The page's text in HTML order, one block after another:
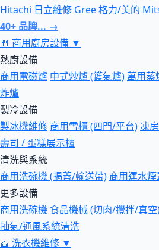
Hitachi 日立維修 Gree 格力/美的
40+ 品牌... →
🍴 商用廚房設備 ▼
熱廚設備
商用電磁爐 中式炒爐 (鑊氣爐) 萬用
炸爐
製冷設備
製冰機維修 商用雪櫃 (四門/平台)凍
壽司 / 蛋糕展示櫃
清洗與系統
商用洗碗機 (揭蓋/輸送帶) 商用運水煙
更多設備
商用洗碗機 食品機械 (切肉/攪拌/真
抽氣/通風系統清洗
🧺 洗衣機維修 ▼